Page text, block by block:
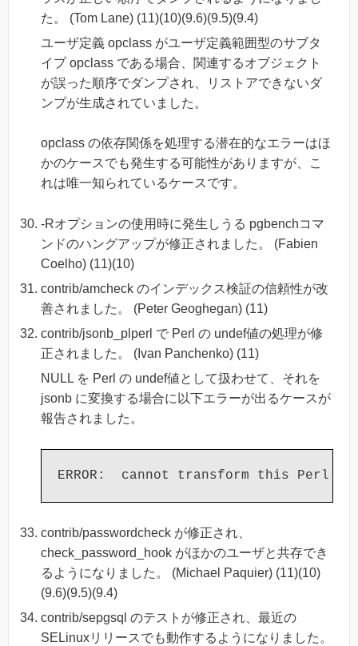
た。 (Tom Lane) (11)(10)(9.6)(9.5)(9.4)
ユーザ定義 opclass がユーザ定義範囲型のサブタ
イプ opclass である場合、関連するオブジェクト
が誤った順序でダンプされ、リストアできないダ
ンプが生成されていました。
opclass の依存関係を処理する潜在的なエラーはほ
かのケースでも発生する可能性がありますが、こ
れは唯一知られているケースです。
-Rオプションの使用時に発生しうる pgbenchコマ
ンドのハングアップが修正されました。 (Fabien
Coelho) (11)(10)
contrib/amcheck のインデックス検証の信頼性が改
善されました。 (Peter Geoghegan) (11)
contrib/jsonb_plperl で Perl の undef値の処理が修
正されました。 (Ivan Panchenko) (11)
NULL を Perl の undef値として扱わせて、それを
jsonb に変換する場合に以下エラーが出るケースが
報告されました。
contrib/passwordcheck が修正され、
check_password_hook がほかのユーザと共存でき
るようになりました。 (Michael Paquier) (11)(10)
(9.6)(9.5)(9.4)
contrib/sepgsql のテストが修正され、最近の
SELinuxリリースでも動作するようになりました。